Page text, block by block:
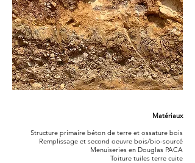
Matériaux
Structure primaire béton de terre et ossature bois
Remplissage et second oeuvre bois/bio-sourcé
Menuiseries en Douglas PACA
Toiture tuiles terre cuite